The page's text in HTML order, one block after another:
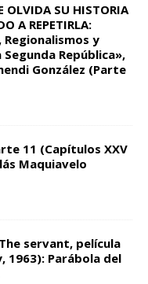
OLVIDA SU HISTORIA
A REPETIRLA:
Regionalismos y
República»,
González (Parte
11 (Capítulos XXV
Maquiavelo
servant, película
1963): Parábola del